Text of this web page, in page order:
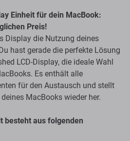
Einheit für dein MacBook:
Preis!
Display die Nutzung deines
hast gerade die perfekte Lösung
LCD-Display, die ideale Wahl
Es enthält alle
für den Austausch und stellt
MacBooks wieder her.
besteht aus folgenden